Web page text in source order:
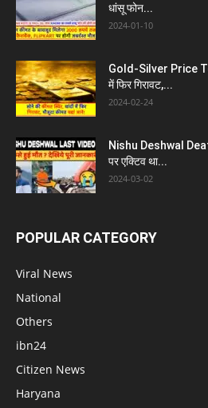
धांसू फोन...
2024-01-10
Gold-Silver Price
में फिर गिरावट,...
2024-02-24
Nishu Deshwal
पर एक्टिव था...
2024-03-02
POPULAR CATEGORY
Viral News
National
Others
ibn24
Citizen News
Haryana